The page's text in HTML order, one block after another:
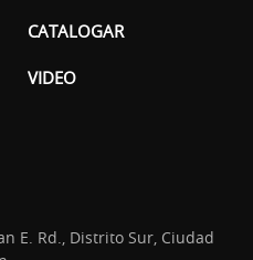
CATALOGAR
VIDEO
E. Rd., Distrito Sur, Ciudad